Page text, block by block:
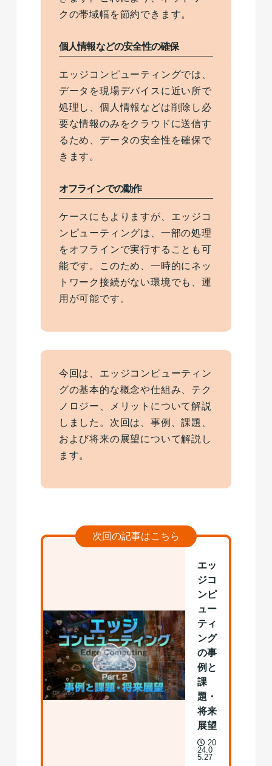
クの帯域幅を節約できます。
個人情報などの安全性の確保
エッジコンピューティングでは、
データを現場デバイスに近い所で
処理し、個人情報などは削除し必
要な情報のみをクラウドに送信す
るため、データの安全性を確保で
きます。
オフラインでの動作
ケースにもよりますが、エッジコ
ンピューティングは、一部の処理
をオフラインで実行することも可
能です。このため、一時的にネッ
トワーク接続がない環境でも、運
用が可能です。
今回は、エッジコンピューティン
グの基本的な概念や仕組み、テク
ノロジー、メリットについて解説
しました。次回は、事例、課題、
および将来の展望について解説し
ます。
エッ
ジコ
ンピ
ュー
ティ
ング
の事
例と
課
題・
将来
展望
20
24.0
5.27
次回の記事はこちら